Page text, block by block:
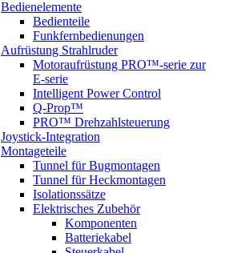
Bedienelemente
Bedienteile
Funkfernbedienungen
Aufrüstung Strahlruder
Motoraufrüstung PRO™-serie zur
E-serie
Intelligent Power Control
Q-Prop™
PRO™ Drehzahlsteuerung
Joystick-Integration
Montageteile
Tunnel für Bugmontagen
Tunnel für Heckmontagen
Isolationssätze
Elektrisches Zubehör
Komponenten
Batteriekabel